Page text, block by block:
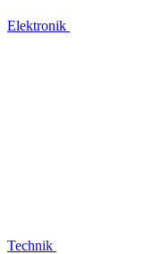
Elektronik
Technik